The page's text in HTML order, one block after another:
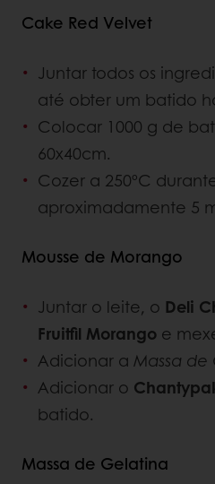
Cake Red Velvet
Juntar todos os
até obter um batido
Colocar 1000 g de
60x40cm.
Cozer a 250ºC
aproximadamente 5
Mousse de Morango
Juntar o leite, o Deli
Fruitfil Morango e
Adicionar a Massa
Adicionar o
batido.
Massa de Gelatina